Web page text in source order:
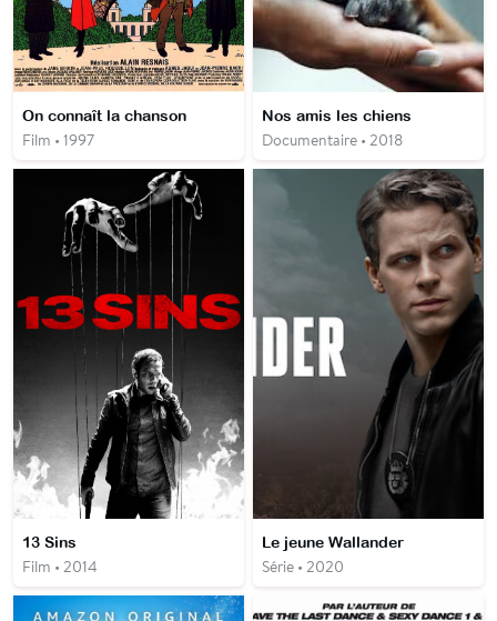
On connaît la chanson
Film • 1997
Nos amis les chiens
Documentaire • 2018
13 Sins
Film • 2014
Le jeune Wallander
Série • 2020